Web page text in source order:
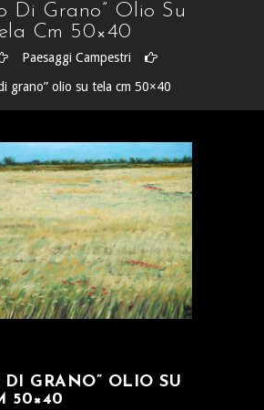
Di Grano” Olio Su
Cm 50×40
Paesaggi Campestri
grano” olio su tela cm 50×40
DI GRANO” OLIO SU
50×40